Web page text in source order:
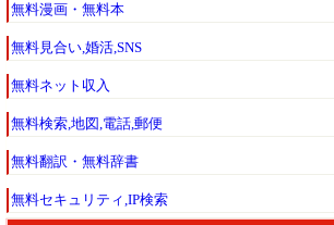
無料漫画・無料本
無料見合い,婚活,SNS
無料ネット収入
無料検索,地図,電話,郵便
無料翻訳・無料辞書
無料セキュリティ,IP検索